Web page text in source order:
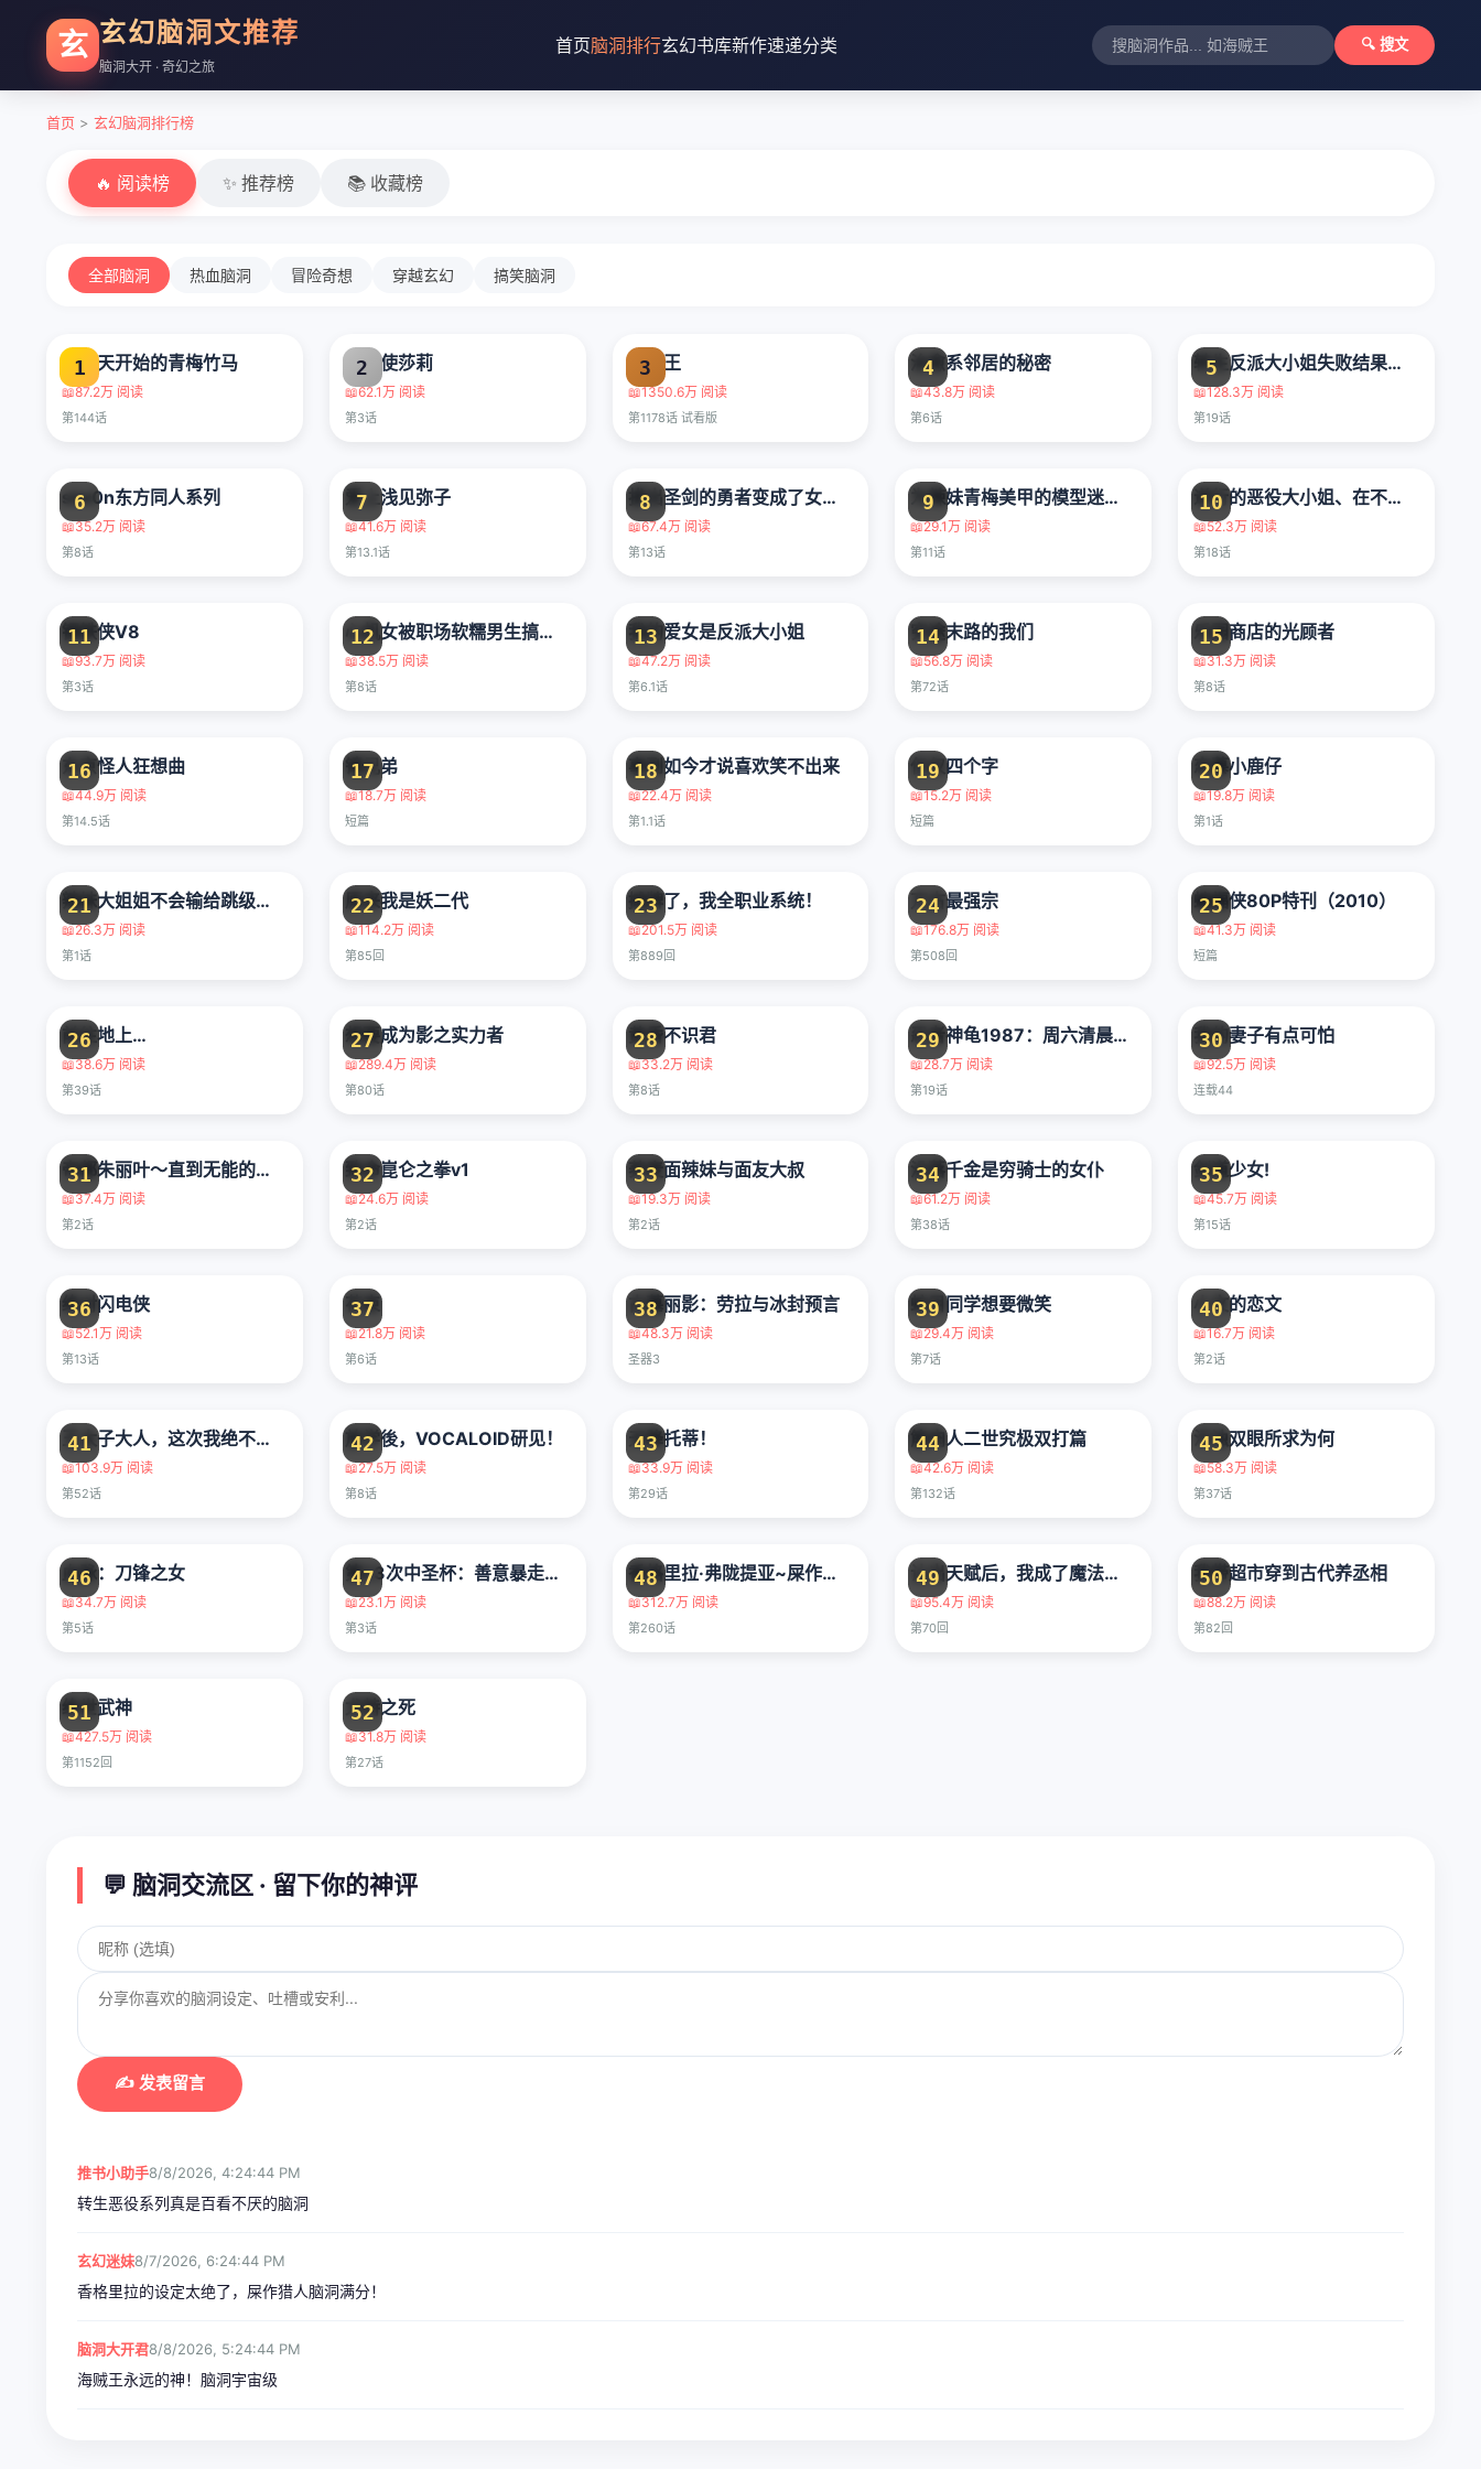
玄 玄幻脑洞文推荐
脑洞大开 · 奇幻之旅
首页脑洞排行玄幻书库新作速递分类 🔍 搜文
首页 > 玄幻脑洞排行榜
🔥 阅读榜 ✨ 推荐榜 📚 收藏榜
全部脑洞 热血脑洞 冒险奇想 穿越玄幻 搞笑脑洞
1
从今天开始的青梅竹马
📖87.2万 阅读
第144话
2
魔法使莎莉
📖62.1万 阅读
第3话
3
海贼王
📖1350.6万 阅读
第1178话 试看版
4
治愈系邻居的秘密
📖43.8万 阅读
第6话
5 转生反派大小姐失败结果成了赢家女主
📖128.3万 阅读
第19话
6
siw0n东方同人系列
📖35.2万 阅读
第8话
7
爱上浅见弥子
📖41.6万 阅读
第13.1话
8 拔出圣剑的勇者变成了女孩子
📖67.4万 阅读
第13话
9 为辣妹青梅美甲的模型迷竹马
📖29.1万 阅读
第11话
10 逆行的恶役大小姐、在不知為何失去了魔力之后变成了深闺大小姐
📖52.3万 阅读
第18话
11
钢铁侠V8
📖93.7万 阅读
第3话
12 心机女被职场软糯男生搞得一团糟的故事
📖38.5万 阅读
第8话
13
我的爱女是反派大小姐
📖47.2万 阅读
第6.1话
14
穷途末路的我们
📖56.8万 阅读
第72话
15
乐园商店的光顾者
📖31.3万 阅读
第8话
16
东京怪人狂想曲
📖44.9万 阅读
第14.5话
17
镜兄弟
📖18.7万 阅读
短篇
18
事到如今才说喜欢笑不出来
📖22.4万 阅读
第1.1话
19
仅仅四个字
📖15.2万 阅读
短篇
20
恋慕小鹿仔
📖19.8万 阅读
第1话
21 辣妹大姐姐不会输给跳级的同级生！
📖26.3万 阅读
第1话
22
原来我是妖二代
📖114.2万 阅读
第85回
23
摊牌了，我全职业系统！
📖201.5万 阅读
第889回
24
万古最强宗
📖176.8万 阅读
第508回
25
蝙蝠侠80P特刊（2010）
📖41.3万 阅读
短篇
26
前往地上…
📖38.6万 阅读
第39话
27
想要成为影之实力者
📖289.4万 阅读
第80话
28
黄昏不识君
📖33.2万 阅读
第8话
29 忍者神龟1987：周六清晨的大冒险v2
📖28.7万 阅读
第19话
30
我的妻子有点可怕
📖92.5万 阅读
连载44
31 帝都朱丽叶～直到无能的新娘获得幸福～
📖37.4万 阅读
第2话
32
致命崑仑之拳v1
📖24.6万 阅读
第2话
33
荞麦面辣妹与面友大叔
📖19.3万 阅读
第2话
34
没落千金是穷骑士的女仆
📖61.2万 阅读
第38话
35
剑道少女!
📖45.7万 阅读
第15话
36
绝对闪电侠
📖52.1万 阅读
第13话
37
花束
📖21.8万 阅读
第6话
38
古墓丽影：劳拉与冰封预言
📖48.3万 阅读
圣器3
39
蛇目同学想要微笑
📖29.4万 阅读
第7话
40
小文的恋文
📖16.7万 阅读
第2话
41 王太子大人，这次我绝不想被你杀掉！
📖103.9万 阅读
第52话
42
放学後，VOCALOID研见！
📖27.5万 阅读
第8话
43
天降托蒂！
📖33.9万 阅读
第29话
44
筋肉人二世究极双打篇
📖42.6万 阅读
第132话
45
污浊双眼所求为何
📖58.3万 阅读
第37话
46
血脉：刀锋之女
📖34.7万 阅读
第5话
47 第23次中圣杯：善意暴走的圣杯战争
📖23.1万 阅读
第3话
48 香格里拉·弗陇提亚~屎作猎人向神作发起挑战~
📖312.7万 阅读
第260话
49 让出天赋后，我成了魔法界团宠
📖95.4万 阅读
第70回
50
我带超市穿到古代养丞相
📖88.2万 阅读
第82回
51
绝世武神
📖427.5万 阅读
第1152回
52
尤特之死
📖31.8万 阅读
第27话
💬 脑洞交流区 · 留下你的神评
✍️ 发表留言
推书小助手8/8/2026, 4:24:44 PM
转生恶役系列真是百看不厌的脑洞
玄幻迷妹8/7/2026, 6:24:44 PM
香格里拉的设定太绝了，屎作猎人脑洞满分！
脑洞大开君8/8/2026, 5:24:44 PM
海贼王永远的神！脑洞宇宙级